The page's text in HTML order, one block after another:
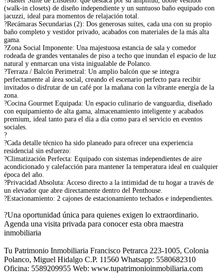
(walk-in closets) de diseño independiente y un suntuoso baño equipado con
jacuzzi, ideal para momentos de relajación total.
?Recámaras Secundarias (2): Dos generosas suites, cada una con su propio
baño completo y vestidor privado, acabados con materiales de la más alta
gama.
?Zona Social Imponente: Una majestuosa estancia de sala y comedor
rodeada de grandes ventanales de piso a techo que inundan el espacio de luz
natural y enmarcan una vista inigualable de Polanco.
?Terraza / Balcón Perimetral: Un amplio balcón que se integra
perfectamente al área social, creando el escenario perfecto para recibir
invitados o disfrutar de un café por la mañana con la vibrante energía de la
zona.
?Cocina Gourmet Equipada: Un espacio culinario de vanguardia, diseñado
con equipamiento de alta gama, almacenamiento inteligente y acabados
premium, ideal tanto para el día a día como para el servicio en eventos
sociales.
?
?Cada detalle técnico ha sido planeado para ofrecer una experiencia
residencial sin esfuerzo:
?Climatización Perfecta: Equipado con sistemas independientes de aire
acondicionado y calefacción para mantener la temperatura ideal en cualquier
época del año.
?Privacidad Absoluta: Acceso directo a la intimidad de tu hogar a través de
un elevador que abre directamente dentro del Penthouse.
?Estacionamiento: 2 cajones de estacionamiento techados e independientes.
?Una oportunidad única para quienes exigen lo extraordinario.
Agenda una visita privada para conocer esta obra maestra
inmobiliaria
Tu Patrimonio Inmobiliaria Francisco Petrarca 223-1005, Colonia
Polanco, Miguel Hidalgo C.P. 11560 Whatsapp: 5580682310
Oficina: 5589209955 Web: www.tupatrimonioinmobiliaria.com